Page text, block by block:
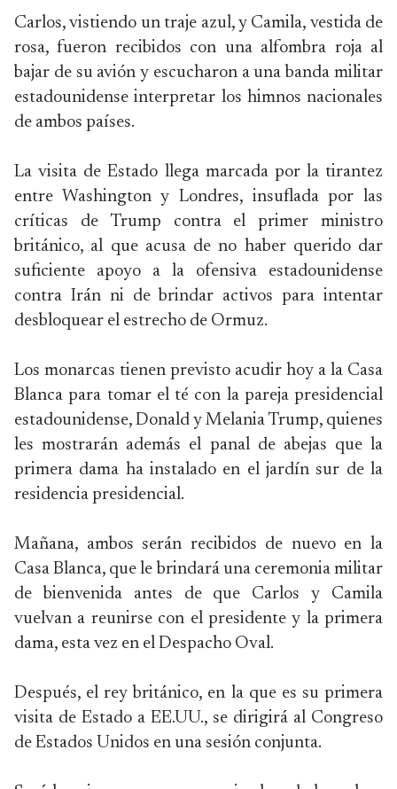
Carlos, vistiendo un traje azul, y Camila, vestida de
rosa, fueron recibidos con una alfombra roja al
bajar de su avión y escucharon a una banda militar
estadounidense interpretar los himnos nacionales
de ambos países.
La visita de Estado llega marcada por la tirantez
entre Washington y Londres, insuflada por las
críticas de Trump contra el primer ministro
británico, al que acusa de no haber querido dar
suficiente apoyo a la ofensiva estadounidense
contra Irán ni de brindar activos para intentar
desbloquear el estrecho de Ormuz.
Los monarcas tienen previsto acudir hoy a la Casa
Blanca para tomar el té con la pareja presidencial
estadounidense, Donald y Melania Trump, quienes
les mostrarán además el panal de abejas que la
primera dama ha instalado en el jardín sur de la
residencia presidencial.
Mañana, ambos serán recibidos de nuevo en la
Casa Blanca, que le brindará una ceremonia militar
de bienvenida antes de que Carlos y Camila
vuelvan a reunirse con el presidente y la primera
dama, esta vez en el Despacho Oval.
Después, el rey británico, en la que es su primera
visita de Estado a EE.UU., se dirigirá al Congreso
de Estados Unidos en una sesión conjunta.